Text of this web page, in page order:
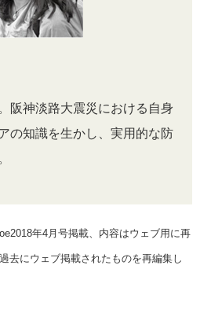
阪神淡路大震災における自身
の知識を生かし、実用的な防
年4月号掲載、内容はウェブ用に再
去にウェブ掲載されたものを再編集し